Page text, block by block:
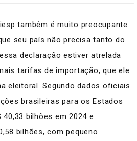
também é muito preocupante
seu país não precisa tanto do
declaração estiver atrelada
tarifas de importação, que ele
eleitoral. Segundo dados oficiais
brasileiras para os Estados
bilhões em 2024 e
bilhões, com pequeno